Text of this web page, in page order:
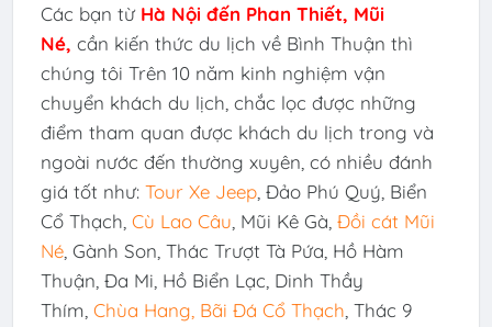
Các bạn từHà Nội đến Phan Thiết, Mũi
Né, cần kiến thức du lịch về Bình Thuận thì
chúng tôi Trên 10 năm kinh nghiệm vận
chuyển khách du lịch, chắc lọc được những
điểm tham quan được khách du lịch trong và
ngoài nước đến thường xuyên, có nhiều đánh
giá tốt như: Tour Xe Jeep, Đảo Phú Quý, Biển
Cổ Thạch, Cù Lao Câu , Mũi Kê Gà, Đồi cát Mũi
Né, Gành Son, Thác Trượt Tà Pứa, Hồ Hàm
Thuận, Đa Mi, Hồ Biển Lạc, Dinh Thầy
Thím, Chùa Hang, Bãi Đá Cổ Thạch , Thác 9